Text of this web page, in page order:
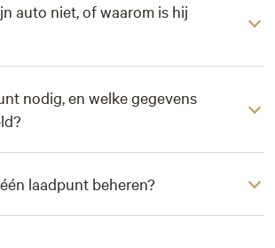
auto niet, of waarom is hij
nodig, en welke gegevens
laadpunt beheren?